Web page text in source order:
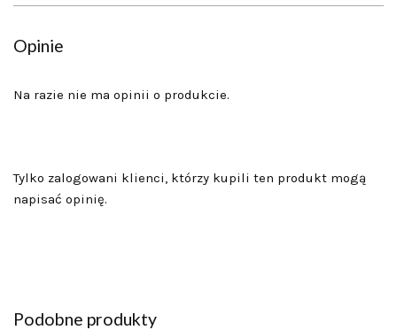
Opinie
Na razie nie ma opinii o produkcie.
Tylko zalogowani klienci, którzy kupili ten produkt mogą
napisać opinię.
Podobne produkty